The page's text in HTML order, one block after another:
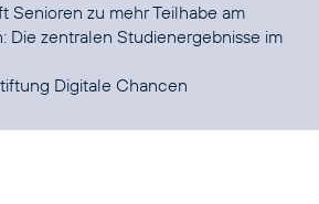
Senioren zu mehr Teilhabe am
Die zentralen Studienergebnisse im
Digitale Chancen